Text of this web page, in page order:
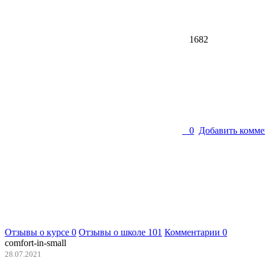
1682
0 Добавить
Отзывы о курсе 0 Отзывы о школе 101 Комментарии 0
comfort-in-small
28.07.2021